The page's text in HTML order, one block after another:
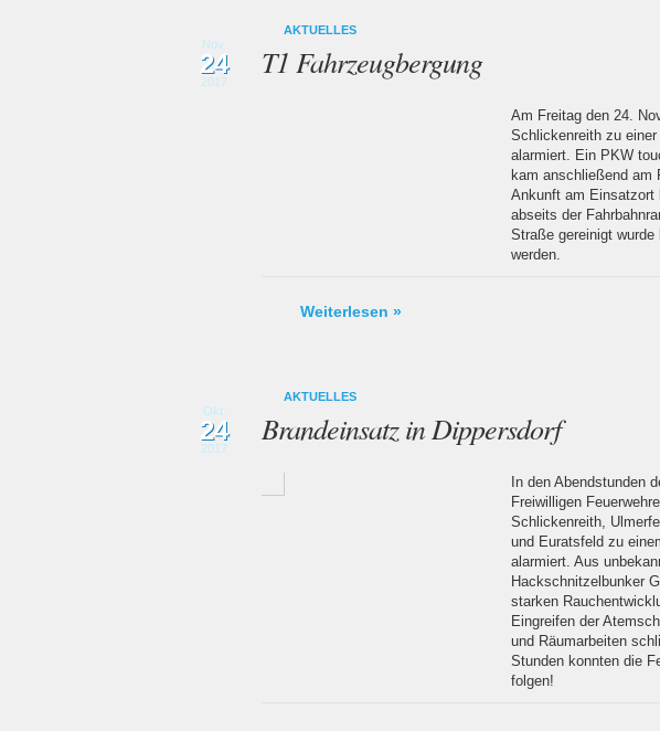
Nov.
24
2017
AKTUELLES
T1 Fahrzeugbergung
Am Freitag den 24.
Schlickenreith zu
alarmiert. Ein PKW
kam anschließend am
Ankunft am Einsatzort
abseits der
Straße gereinigt
werden.
Weiterlesen »
Okt.
24
2017
AKTUELLES
Brandeinsatz in Dippersdorf
In den Abendstunden
Freiwilligen
Schlickenreith,
und Euratsfeld zu
alarmiert. Aus
Hackschnitzelbunker
starken
Eingreifen der
und Räumarbeiten
Stunden konnten die
folgen!